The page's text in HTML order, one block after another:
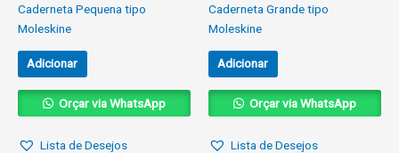
Caderneta Pequena tipo
Moleskine
Adicionar
Orçar via WhatsApp
Lista de Desejos
Caderneta Grande tipo
Moleskine
Adicionar
Orçar via WhatsApp
Lista de Desejos